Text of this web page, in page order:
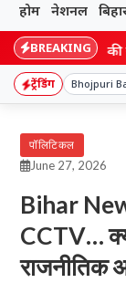
होम नेशनल
BREAKING
कॉलेजों की संबद्धता
ट्रेंडिंग Bhojpuri
पॉलिटिकल
June 27, 2026
Bihar
CCTV…
राजनीतिक